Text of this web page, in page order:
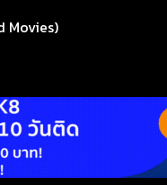
Movies)